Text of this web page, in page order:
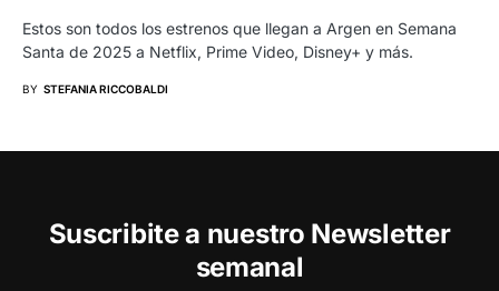
Estos son todos los estrenos que llegan a Argen en Semana
Santa de 2025 a Netflix, Prime Video, Disney+ y más.
BY STEFANIA RICCOBALDI
Suscribite a nuestro Newsletter
semanal